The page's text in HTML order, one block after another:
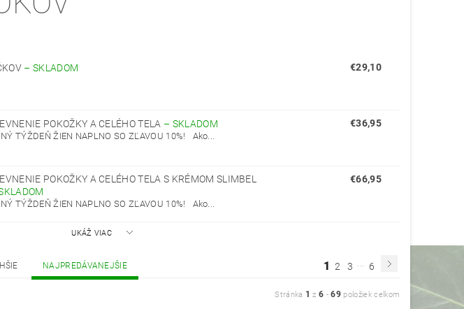
– SKLADOM €29,10
POKOŽKY A CELÉHO TELA – SKLADOM
TÝŽDEŇ ŽIEN NAPLNO SO ZĽAVOU 10%! Ako...
€36,95
POKOŽKY A CELÉHO TELA S KRÉMOM SLIMBEL
TÝŽDEŇ ŽIEN NAPLNO SO ZĽAVOU 10%! Ako...
€66,95
UKÁŽ VIAC
NAJPREDÁVANEJŠIE 1 2 3 ... 6
Stránka 1 z6 -69 položiek celkom